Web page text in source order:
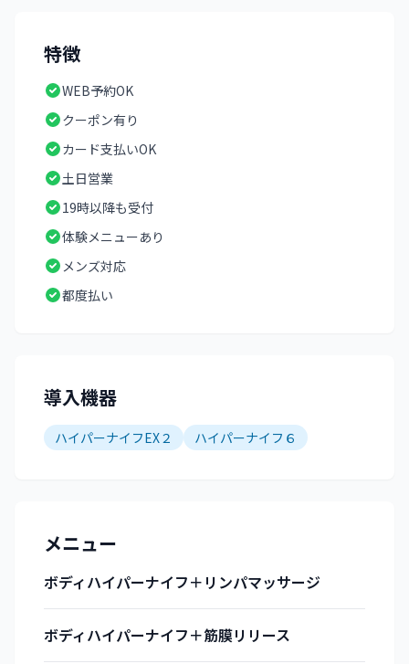
特徴
WEB予約OK
クーポン有り
カード支払いOK
土日営業
19時以降も受付
体験メニューあり
メンズ対応
都度払い
導入機器
ハイパーナイフEX２ ハイパーナイフ６
メニュー
ボディハイパーナイフ＋リンパマッサージ
ボディハイパーナイフ＋筋膜リリース